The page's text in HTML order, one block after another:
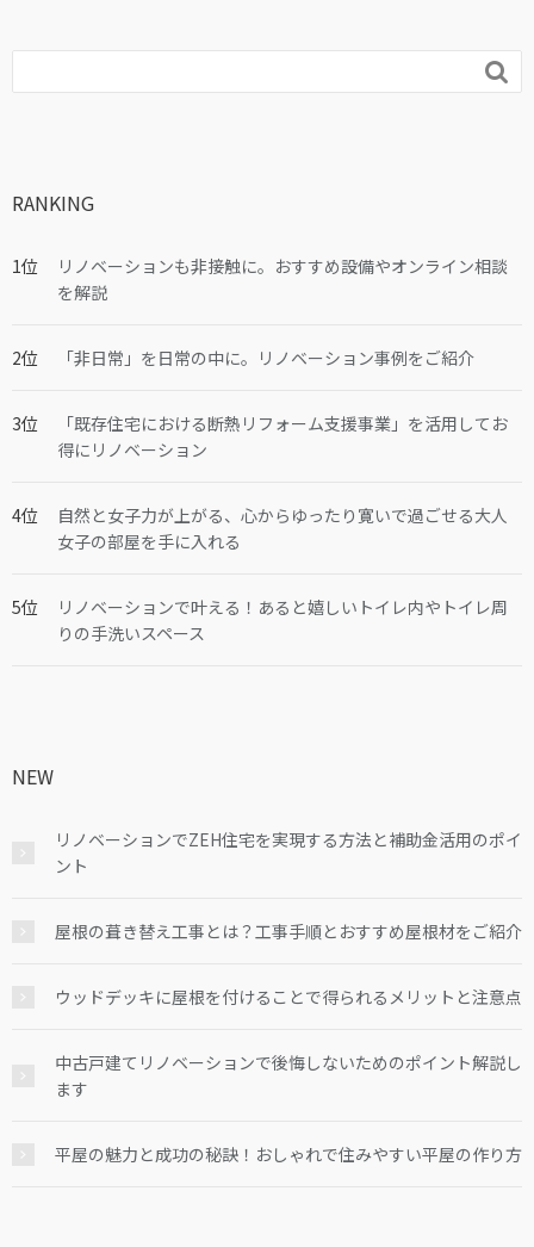

RANKING
リノベーションも非接触に。おすすめ設備やオンライン相談
を解説
「非日常」を日常の中に。リノベーション事例をご紹介
「既存住宅における断熱リフォーム支援事業」を活用してお
得にリノベーション
自然と女子力が上がる、心からゆったり寛いで過ごせる大人
女子の部屋を手に入れる
リノベーションで叶える！あると嬉しいトイレ内やトイレ周
りの手洗いスペース
NEW
リノベーションでZEH住宅を実現する方法と補助金活用のポイ
ント
屋根の葺き替え工事とは？工事手順とおすすめ屋根材をご紹介
ウッドデッキに屋根を付けることで得られるメリットと注意点
中古戸建てリノベーションで後悔しないためのポイント解説し
ます
平屋の魅力と成功の秘訣！おしゃれで住みやすい平屋の作り方